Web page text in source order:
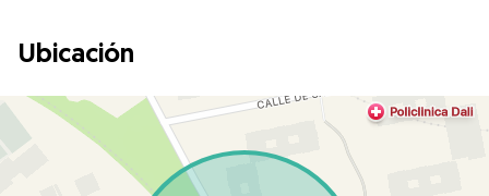
Ubicación